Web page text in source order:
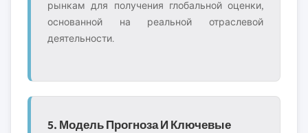
рынкам для получения глобальной оценки,
основанной на реальной отраслевой
деятельности.
5. Модель Прогноза И Ключевые